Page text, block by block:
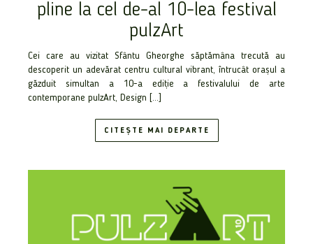
pline la cel de-al 10-lea festival
pulzArt
Cei care au vizitat Sfântu Gheorghe săptămâna trecută au
descoperit un adevărat centru cultural vibrant, întrucât orașul a
găzduit simultan a 10-a ediție a festivalului de arte
contemporane pulzArt, Design […]
CITEȘTE MAI DEPARTE